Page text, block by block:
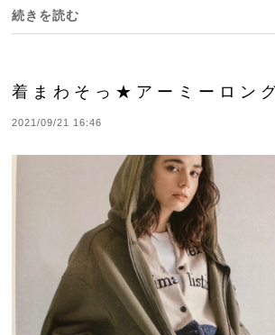
続きを読む
着まわそっ★アーミーロン
2021/09/21 16:46